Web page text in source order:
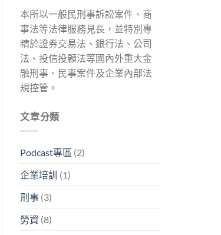
本所以一般民刑事訴訟案件、商
事法等法律服務見長，並特別專
精於證券交易法、銀行法、公司
法、投信投顧法等國內外重大金
融刑事、民事案件及企業內部法
規控管。
文章分類
Podcast專區 (2)
企業培訓 (1)
刑事 (3)
勞資 (8)